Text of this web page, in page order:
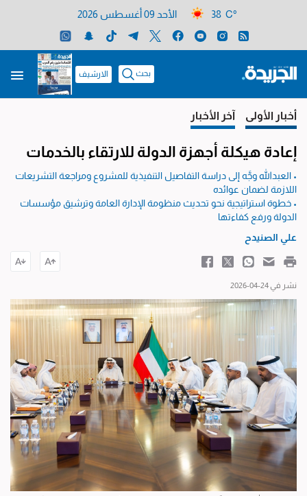
38 C° الأحد 09 أغسطس 2026
بحث الارشيف
أخبار الأولى آخر الأخبار
إعادة هيكلة أجهزة الدولة للارتقاء بالخدمات
• العبدالله وجَّه إلى دراسة التفاصيل التنفيذية للمشروع ومراجعة التشريعات
اللازمة لضمان عوائده
• خطوة استراتيجية نحو تحديث منظومة الإدارة العامة وترشيق مؤسسات
الدولة ورفع كفاءتها
علي الصنيدح
نشر في 24-04-2026